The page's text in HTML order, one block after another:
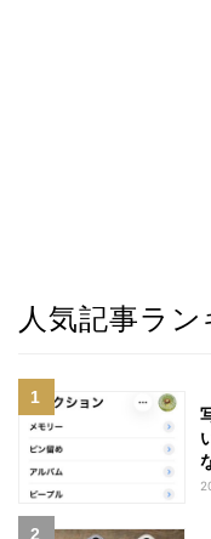
人気記事ラ